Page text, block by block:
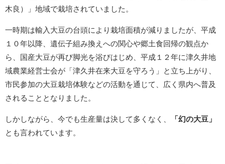
木良）」地域で栽培されていました。
一時期は輸入大豆の台頭により栽培面積が減りましたが、平成
１０年以降、遺伝子組み換えへの関心や郷土食回帰の観点か
ら、国産大豆が再び脚光を浴びはじめ、平成１２年に津久井地
域農業経営士会が「津久井在来大豆を守ろう」と立ち上がり、
市民参加の大豆栽培体験などの活動を通じて、広く県内へ普及
されることとなりました。
しかしながら、今でも生産量は決して多くなく、
「幻の大豆」
とも言われています。